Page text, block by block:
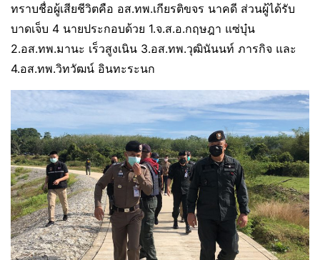
ทราบชื่อผู้เสียชีวิตคือ อส.ทพ.เกียรติขจร นาคดี ส่วนผู้ได้รับ
บาดเจ็บ 4 นายประกอบด้วย 1.จ.ส.อ.กฤษฎา แซ่บุ๋น
2.อส.ทพ.มานะ เร็วสูงเนิน 3.อส.ทพ.วุฒินันนท์ ภารกิจ และ
4.อส.ทพ.วิทวัฒน์ อินทะระนก